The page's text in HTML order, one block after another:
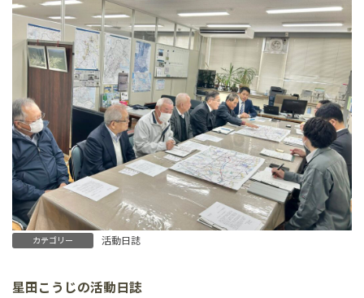
カテゴリー 活動日誌
星田こうじの活動日誌